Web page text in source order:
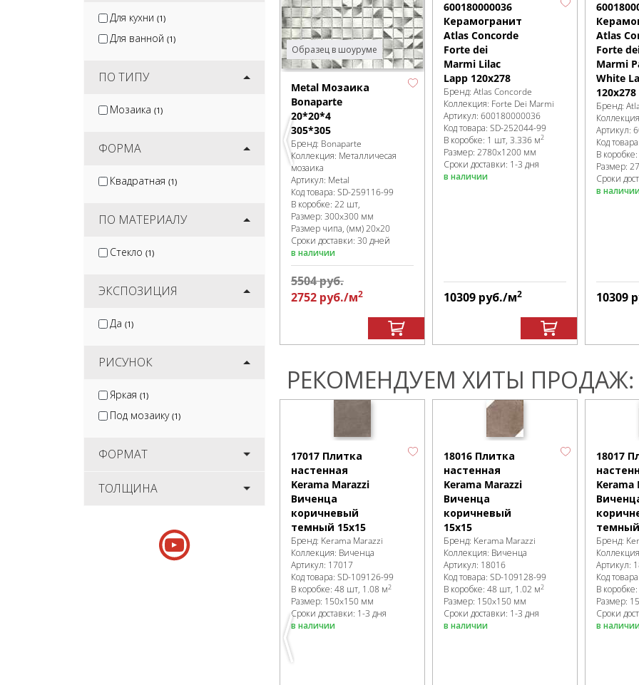
Для кухни (1)
Для ванной (1)
ПО ТИПУ
Мозаика (1)
ФОРМА
Квадратная (1)
ПО МАТЕРИАЛУ
Стекло (1)
ЭКСПОЗИЦИЯ
Да (1)
РИСУНОК
Яркая (1)
Под мозаику (1)
ФОРМАТ
ТОЛЩИНА
Образец в шоуруме
Metal Мозаика
Bonaparte
20*20*4
305*305
Бренд: Bonaparte
Коллекция: Металличесая
мозаика
Артикул: Metal
Код товара: SD-259116-99
В коробке: 22 шт,
Размер: 300x300 мм
Размер чипа, (мм)20x20
Сроки доставки: 30 дней
в наличии
5504руб.
2752 руб./м2
600180000036
Керамогранит
Atlas Concorde
Forte dei
Marmi Lilac
Lapp 120x278
Бренд: Atlas Concorde
Коллекция: Forte Dei Marmi
Артикул: 600180000036
Код товара: SD-252044-99
В коробке: 1 шт, 3.336 м2
Размер: 2780x1200 мм
Сроки доставки: 1-3 дня
в наличии
10309 руб./м2
Atlas
Forte
Marmi
White
120x278
Бренд:
Артикул:
Код товара:
В коробке:
Размер:
Сроки
в наличии
10309
РЕКОМЕНДУЕМ ХИТЫ ПРОДАЖ:
17017 Плитка
настенная
Kerama Marazzi
Виченца
коричневый
темный 15х15
Бренд: Kerama Marazzi
Коллекция: Виченца
Артикул: 17017
Код товара: SD-109126-99
В коробке: 48 шт, 1.08 м2
Размер: 150x150 мм
Сроки доставки: 1-3 дня
в наличии
18016 Плитка
настенная
Kerama Marazzi
Виченца
коричневый
15х15
Бренд: Kerama Marazzi
Коллекция: Виченца
Артикул: 18016
Код товара: SD-109128-99
В коробке: 48 шт, 1.02 м2
Размер: 150x150 мм
Сроки доставки: 1-3 дня
в наличии
18017
Kerama
темный
Бренд:
Артикул:
Код товара:
В коробке:
Размер:
Сроки
в наличии